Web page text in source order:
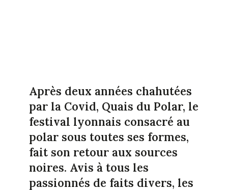
Après deux années chahutées
par la Covid, Quais du Polar, le
festival lyonnais consacré au
polar sous toutes ses formes,
fait son retour aux sources
noires. Avis à tous les
passionnés de faits divers, les